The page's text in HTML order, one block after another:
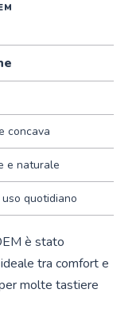
concava
e naturale
quotidiano
è stato
tra comfort e
molte tastiere